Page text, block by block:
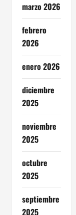
marzo 2026
febrero
2026
enero 2026
diciembre
2025
noviembre
2025
octubre
2025
septiembre
2025